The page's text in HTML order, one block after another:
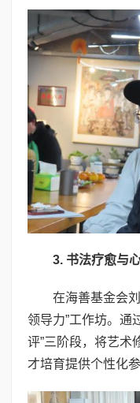
3. 书法疗愈与
在海善基金会
领导力”工作坊。
评”三阶段，将艺术
才培育提供个性化参